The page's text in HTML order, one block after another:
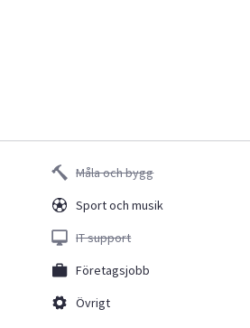
Måla och bygg
Sport och musik
IT support
Företagsjobb
Övrigt